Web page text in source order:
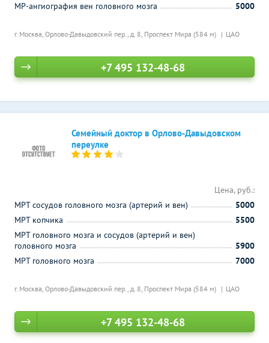
г. Москва, Орлово-Давыдовский пер., д. 8, Проспект Мира (584 м) ЦАО
МР-ангиография вен головного мозга
5000
+7 495 132-48-68
Семейный доктор в Орлово-Давыдовском
переулке
г. Москва, Орлово-Давыдовский пер., д. 8, Проспект Мира (584 м) ЦАО
Цена, руб.:
МРТ сосудов головного мозга (артерий и вен)
5000
МРТ копчика
5500
МРТ головного мозга и сосудов (артерий и вен)
головного мозга
5900
МРТ головного мозга
7000
+7 495 132-48-68